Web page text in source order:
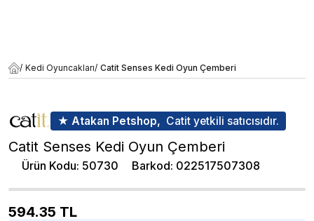
/ Kedi Oyuncakları/ Catit Senses Kedi Oyun Çemberi
★ Atakan Petshop, Catit yetkili satıcısıdır.
Catit Senses Kedi Oyun Çemberi
Ürün Kodu: 50730 Barkod: 022517507308
594.35 TL